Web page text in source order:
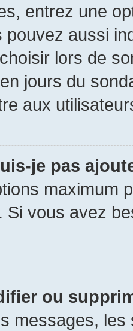
entrez une
pouvez aussi
lors de
jours du
aux
je pas
maximum
Si vous avez
ou
messages,